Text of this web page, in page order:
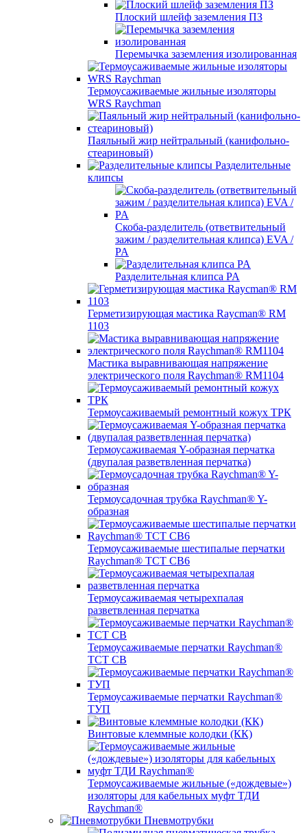
Плоский шлейф заземления ПЗ
Перемычка заземления изолированная
Термоусаживаемые жильные изоляторы
WRS Raychman
Паяльный жир нейтральный (канифольно-
стеариновый)
Разделительные
клипсы
Скоба-разделитель (ответвительный
зажим / разделительная клипса) EVA /
PA
Разделительная клипса PA
Герметизирующая мастика Raycman® RM
1103
Мастика выравнивающая напряжение
электрического поля Raychman® RM1104
Термоусаживаемый ремонтный кожух ТРК
Термоусаживаемая Y-образная перчатка
(двупалая разветвленная перчатка)
Термоусадочная трубка Raychman® Y-
образная
Термоусаживаемые шестипалые перчатки
Raychman® ТСТ СВ6
Термоусаживаемая четырехпалая
разветвленная перчатка
Термоусаживаемые перчатки Raychman®
TCT CB
Термоусаживаемые перчатки Raychman®
ТУП
Винтовые клеммные колодки (КК)
Термоусаживаемые жильные («дождевые»)
изоляторы для кабельных муфт ТДИ
Raychman®
Пневмотрубки